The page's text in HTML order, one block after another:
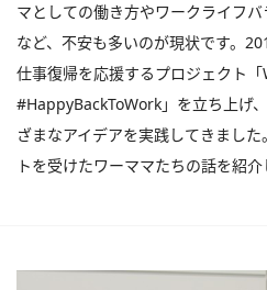
マとしての働き方やワークライフ
など、不安も多いのが現状です。
仕事復帰を応援するプロジェクト
#HappyBackToWork」を立ち上げ
ざまなアイデアを実践してきまし
トを受けたワーママたちの話を紹介